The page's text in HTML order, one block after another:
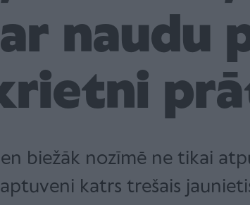
naudu
biežāk nozīmē ne tikai
katrs trešais